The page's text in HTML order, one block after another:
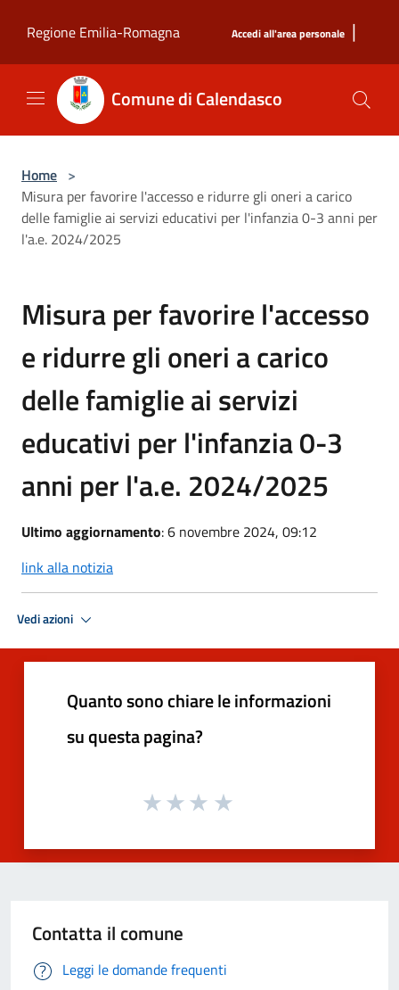
Regione Emilia-Romagna
Accedi all'area personale |
Comune di Calendasco
Home >
Misura per favorire l'accesso e ridurre gli oneri a carico
delle famiglie ai servizi educativi per l'infanzia 0-3 anni per
l'a.e. 2024/2025
Misura per favorire l'accesso
e ridurre gli oneri a carico
delle famiglie ai servizi
educativi per l'infanzia 0-3
anni per l'a.e. 2024/2025
Ultimo aggiornamento: 6 novembre 2024, 09:12
link alla notizia
Vedi azioni
Quanto sono chiare le informazioni
su questa pagina?
Contatta il comune
Leggi le domande frequenti